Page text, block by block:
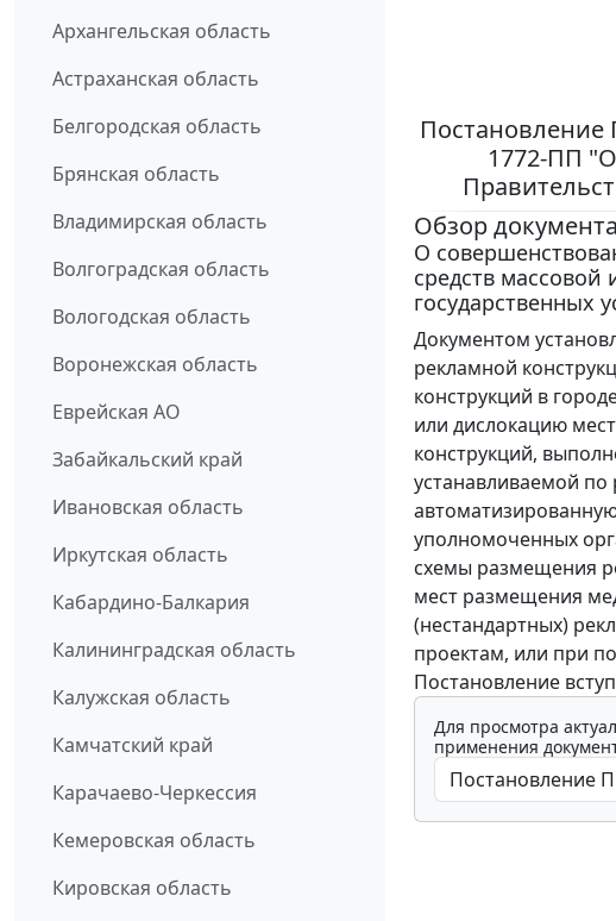
Архангельская область
Астраханская область
Белгородская область
Брянская область
Владимирская область
Волгоградская область
Вологодская область
Воронежская область
Еврейская АО
Забайкальский край
Ивановская область
Иркутская область
Кабардино-Балкария
Калининградская область
Калужская область
Камчатский край
Карачаево-Черкессия
Кемеровская область
Кировская область
Постановление
1772-ПП
Обзор документа
О
средств
государственных
Документом
рекламной
конструкций в
или дислокацию
конструкций,
устанавливаемой
уполномоченных
схемы размещения
мест размещения
(нестандартных)
проектам, или при
Постановление
Для просмотра
применения